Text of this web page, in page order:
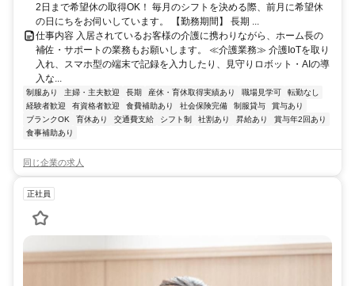
2日まで希望休の取得OK！ 毎月のシフトを決める際、前月に希望休
の日にちをお伺いしています。 【勤務期間】 長期 ...
仕事内容 入居されているお客様の介護に携わりながら、ホーム長の
補佐・サポートの業務もお願いします。 ≪介護業務≫ 介護IoTを取り
入れ、スマホ型の端末で記録を入力したり、見守りロボット・AIの導
入な...
制服あり 主婦・主夫歓迎 長期 産休・育休取得実績あり 職場見学可
転勤なし
経験者歓迎
有資格者歓迎 食費補助あり 社会保険完備 制服貸与
賞与あり
ブランクOK
育休あり 交通費支給 シフト制 社割あり 昇給あり
賞与年2回あり
食事補助あり
同じ企業の求人
正社員